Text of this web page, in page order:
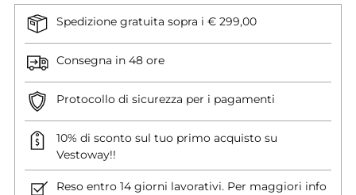
Spedizione gratuita sopra i € 299,00
Consegna in 48 ore
Protocollo di sicurezza per i pagamenti
10% di sconto sul tuo primo acquisto su
Vestoway!!
Reso entro 14 giorni lavorativi. Per maggiori info